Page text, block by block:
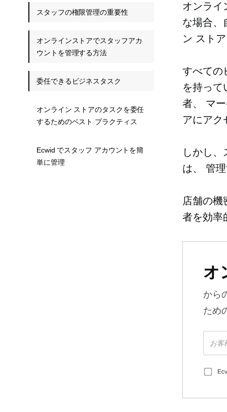
オンライ
な場合、
ン スト
すべての
を持って
者、 マ
アにアク
しかし
は、 管
店舗の機
者を効率
オ
から
ため
スタッフの権限管理の重要性
オンラインストアでスタッフアカ
ウントを管理する方法
委任できるビジネスタスク
オンライン ストアのタスクを委任
するためのベスト プラクティス
Ecwid でスタッフ アカウントを簡
単に管理